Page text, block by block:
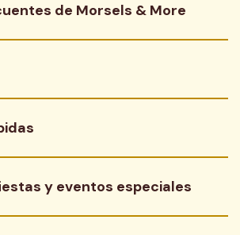
de Morsels & More
y eventos especiales